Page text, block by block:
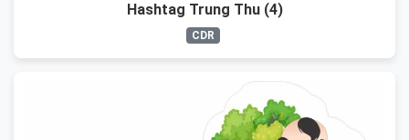
Hashtag Trung Thu (4)
CDR